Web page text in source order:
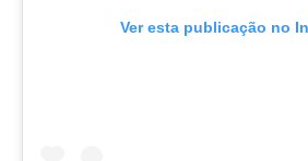
Ver esta publicação no